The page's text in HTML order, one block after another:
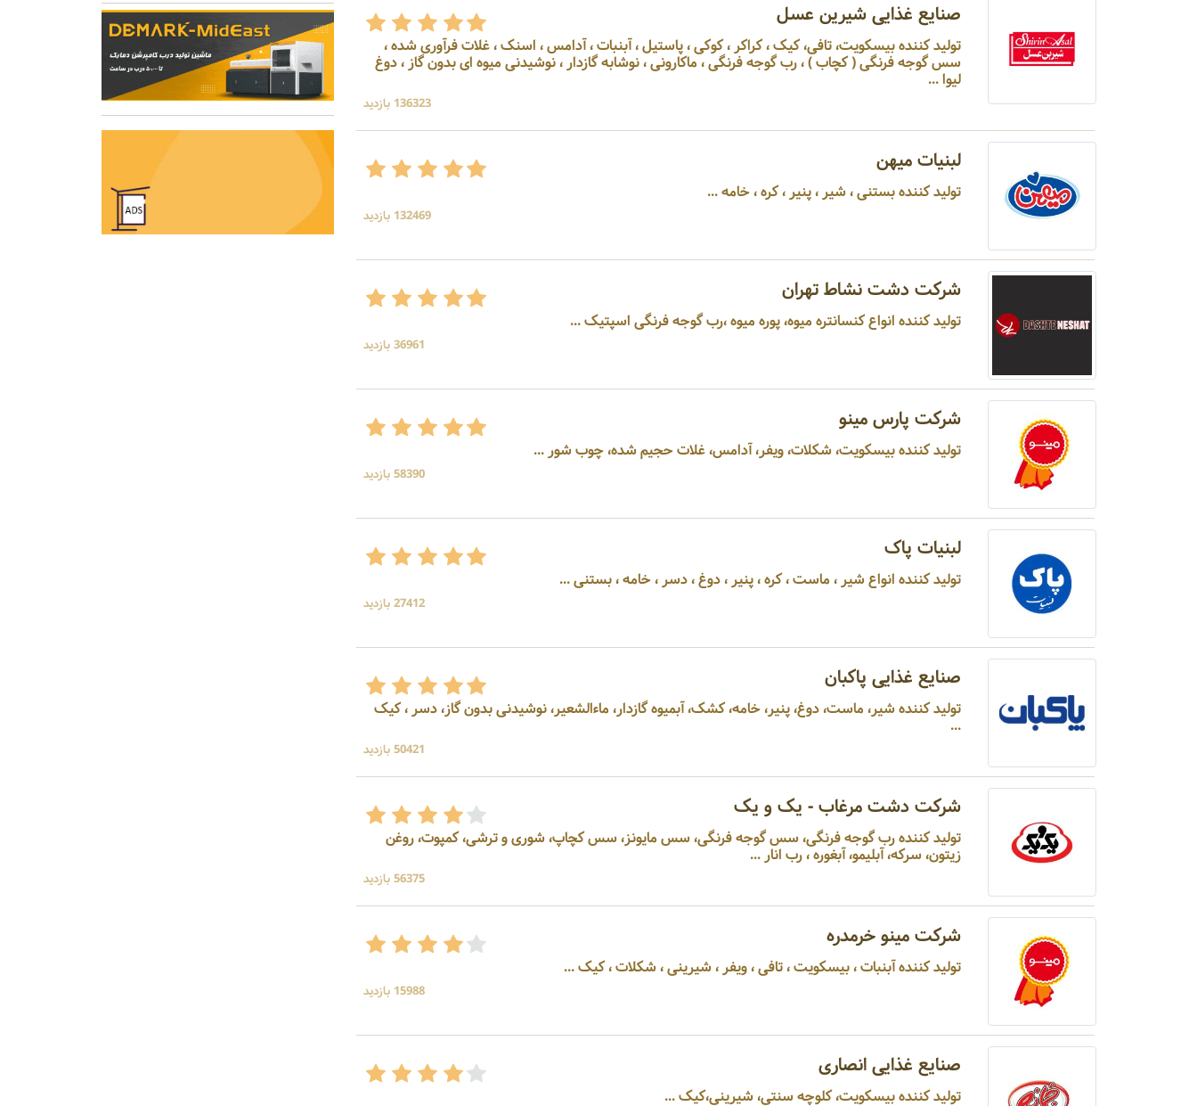
صنایع غذایی شیرین عسل
تولید کننده بیسکویت، تافی، کیک ، کراکر ، کوکی ، پاستیل ، آبنبات ، آدامس ، اسنک ، غلات فرآوری شده ،
سس گوجه فرنگی ( کچاب ) ، رب گوجه فرنگی ، ماکارونی ، نوشابه گازدار ، نوشیدنی میوه ای بدون گاز ، دوغ
لیوا ...
136323 بازدید
لبنیات میهن
تولید کننده بستنی ، شیر ، پنیر ، کره ، خامه ...
132469 بازدید
شرکت دشت نشاط تهران
تولید کننده انواع کنسانتره میوه، پوره میوه ،رب گوجه فرنگی اسپتیک ...
36961 بازدید
شرکت پارس مینو
تولید کننده بیسکویت، شکلات، ویفر، آدامس، غلات حجیم شده، چوب شور ...
58390 بازدید
لبنیات پاک
تولید کننده انواع شیر ، ماست ، کره ، پنیر ، دوغ ، دسر ، خامه ، بستنی ...
27412 بازدید
صنایع غذایی پاکبان
تولید کننده شیر، ماست، دوغ، پنیر، خامه، کشک، آبمیوه گازدار، ماءالشعیر، نوشیدنی بدون گاز، دسر ، کیک
...
50421 بازدید
شرکت دشت مرغاب - یک و یک
تولید کننده رب گوجه فرنگی، سس گوجه فرنگی، سس مایونز، سس کچاپ، شوری و ترشی، کمپوت، روغن
زیتون، سرکه، آبلیمو، آبغوره ، رب انار ...
56375 بازدید
شرکت مینو خرمدره
تولید کننده آبنبات ، بیسکویت ، تافی ، ویفر ، شیرینی ، شکلات ، کیک ...
15988 بازدید
صنایع غذایی انصاری
تولید کننده بیسکویت، کلوچه سنتی، شیرینی،کیک ...